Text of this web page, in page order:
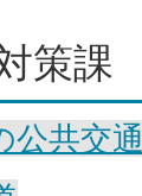
策課
公共交通